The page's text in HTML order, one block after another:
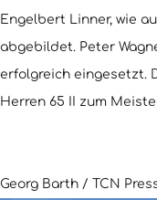
Engelbert Linner, wie
abgebildet. Peter
erfolgreich eingesetzt.
Herren 65 II zum
Georg Barth / TCN